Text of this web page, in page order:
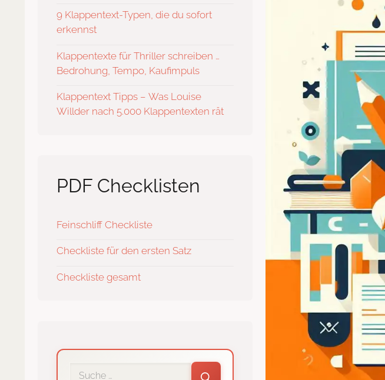
9 Klappentext-Typen, die du sofort
erkennst
Klappentexte für Thriller schreiben …
Bedrohung, Tempo, Kaufimpuls
Klappentext Tipps – Was Louise
Willder nach 5.000 Klappentexten rät
PDF Checklisten
Feinschliff Checkliste
Checkliste für den ersten Satz
Checkliste gesamt
Interne